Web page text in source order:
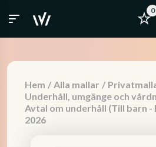
0
Hem / Alla mallar /
Underhåll, umgänge och
Avtal om underhåll (Till barn -
2026